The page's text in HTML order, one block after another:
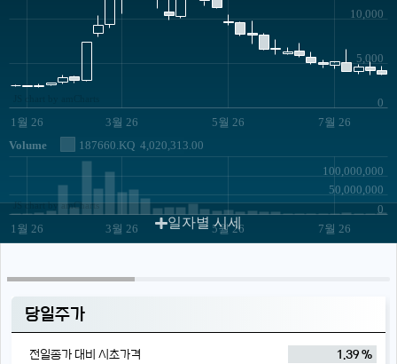
1월 26 3월 26 5월 26 7월 26
0
5,000
10,000
Volume 187660.KQ 4,020,313.00
1월 26 3월 26 5월 26 7월 26
0
50,000,000
100,000,000
JS chart by amCharts
일자별 시세
당일주가
전일종가 대비 시초가격
1.39 %